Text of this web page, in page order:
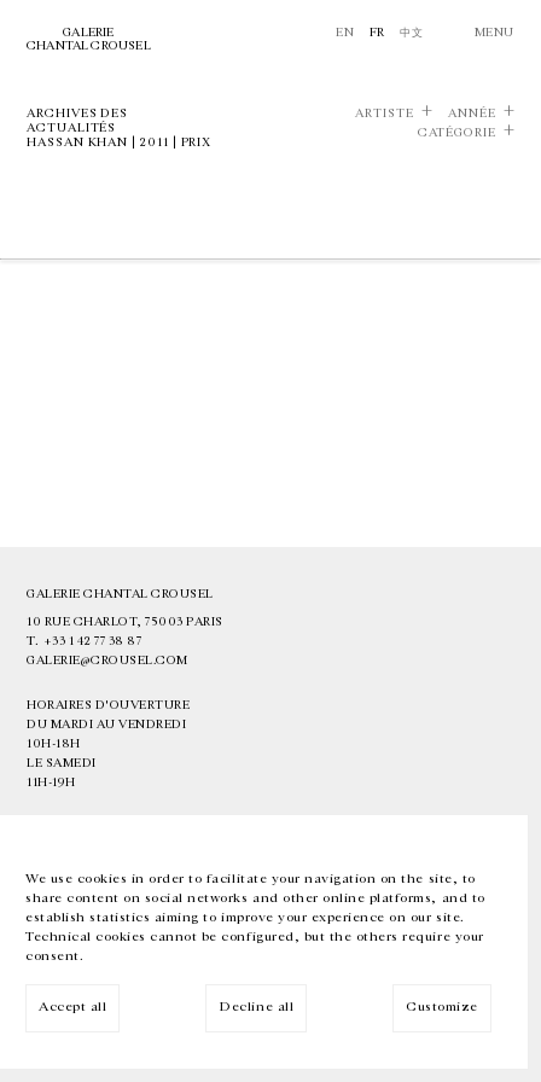
We use cookies in order to facilitate your navigation on the site, to
share content on social networks and other online platforms, and to
establish statistics aiming to improve your experience on our site.
Technical cookies cannot be configured, but the others require your
consent.
Accept all Decline all Customize
GALERIE
CHANTAL CROUSEL
EN FR 中文 MENU
ARCHIVES DES
ACTUALITÉS
HASSAN KHAN | 2011 | PRIX
ARTISTE
ANNÉE
CATÉGORIE
GALERIE CHANTAL CROUSEL
10 RUE CHARLOT, 75003 PARIS
T. +33 1 42 77 38 87
GALERIE@CROUSEL.COM
HORAIRES D'OUVERTURE
DU MARDI AU VENDREDI
10H-18H
LE SAMEDI
11H-19H
EN FR 中文 Facebook Instagram
Inscrivez-vous à notre newsletter